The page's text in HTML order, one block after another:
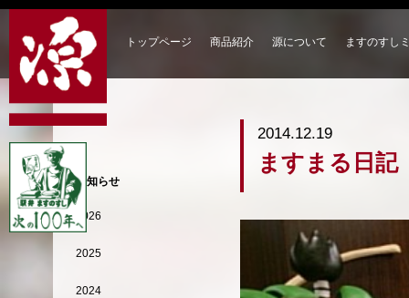
トップページ 商品紹介 源について ますのすし
2014.12.19
ますまる日
お知らせ
2026
2025
2024